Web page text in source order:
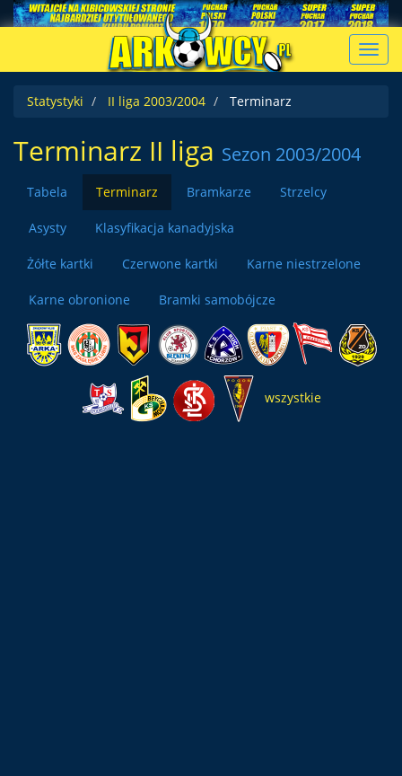
Statystyki
II liga 2003/2004 Terminarz
Terminarz II liga Sezon 2003/2004
Tabela Terminarz Bramkarze Strzelcy
Asysty Klasyfikacja kanadyjska
Żółte kartki Czerwone kartki Karne niestrzelone
Karne obronione Bramki samobójcze
wszystkie